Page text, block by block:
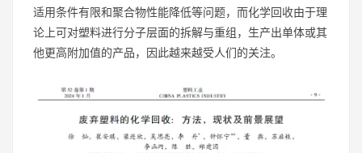
适用条件有限和聚合物性能降低等问题，而化学回收由于理
论上可对塑料进行分子层面的拆解与重组，生产出单体或其
他更高附加值的产品，因此越来越受人们的关注。